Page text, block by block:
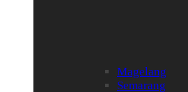
Magelang
Semarang